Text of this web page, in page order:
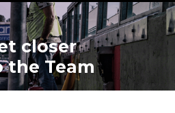
closer
the Team